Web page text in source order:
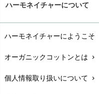
配送と送料chevron_right
在庫状況と発送予定chevron_right
サイズ・寸法chevron_right
ハーモネイチャーについて
ハーモネイチャーにようこそ
オーガニックコットンとは chevron_right
個人情報取り扱いについて chevron_right